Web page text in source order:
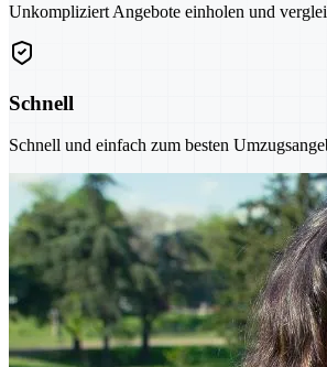
Unkompliziert Angebote einholen und
Schnell
Schnell und einfach zum besten